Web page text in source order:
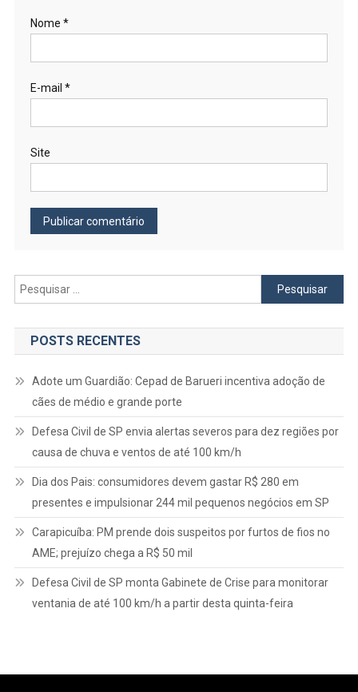
Nome *
E-mail *
Site
Pesquisar
por:
POSTS RECENTES
Adote um Guardião: Cepad de Barueri incentiva adoção de
cães de médio e grande porte
Defesa Civil de SP envia alertas severos para dez regiões por
causa de chuva e ventos de até 100 km/h
Dia dos Pais: consumidores devem gastar R$ 280 em
presentes e impulsionar 244 mil pequenos negócios em SP
Carapicuíba: PM prende dois suspeitos por furtos de fios no
AME; prejuízo chega a R$ 50 mil
Defesa Civil de SP monta Gabinete de Crise para monitorar
ventania de até 100 km/h a partir desta quinta-feira